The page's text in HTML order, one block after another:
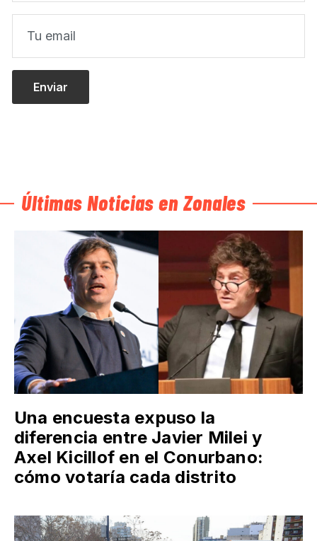
Últimas Noticias en Zonales
Una encuesta expuso la
diferencia entre Javier Milei y
Axel Kicillof en el Conurbano:
cómo votaría cada distrito